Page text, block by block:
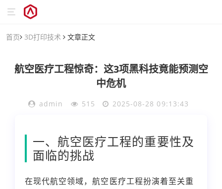
首页 3D打印技术 文章正文
航空医疗工程惊奇：这3项黑科技竟能预测空
中危机
admin 515 2025-08-28 09:13:43
一、航空医疗工程的重要性及
面临的挑战
在现代航空领域，航空医疗工程扮演着至关重